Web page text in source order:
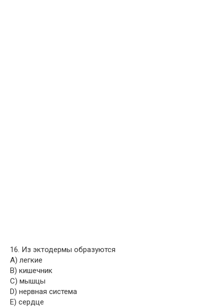
16. Из эктодермы образуются
A) легкие
B) кишечник
C) мышцы
D) нервная система
E) сердце